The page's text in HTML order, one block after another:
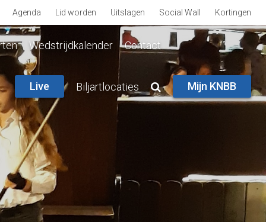
Agenda Lid worden Uitslagen Social Wall Kortingen
Wedstrijdkalender Contact
Live Biljartlocaties Mijn KNBB